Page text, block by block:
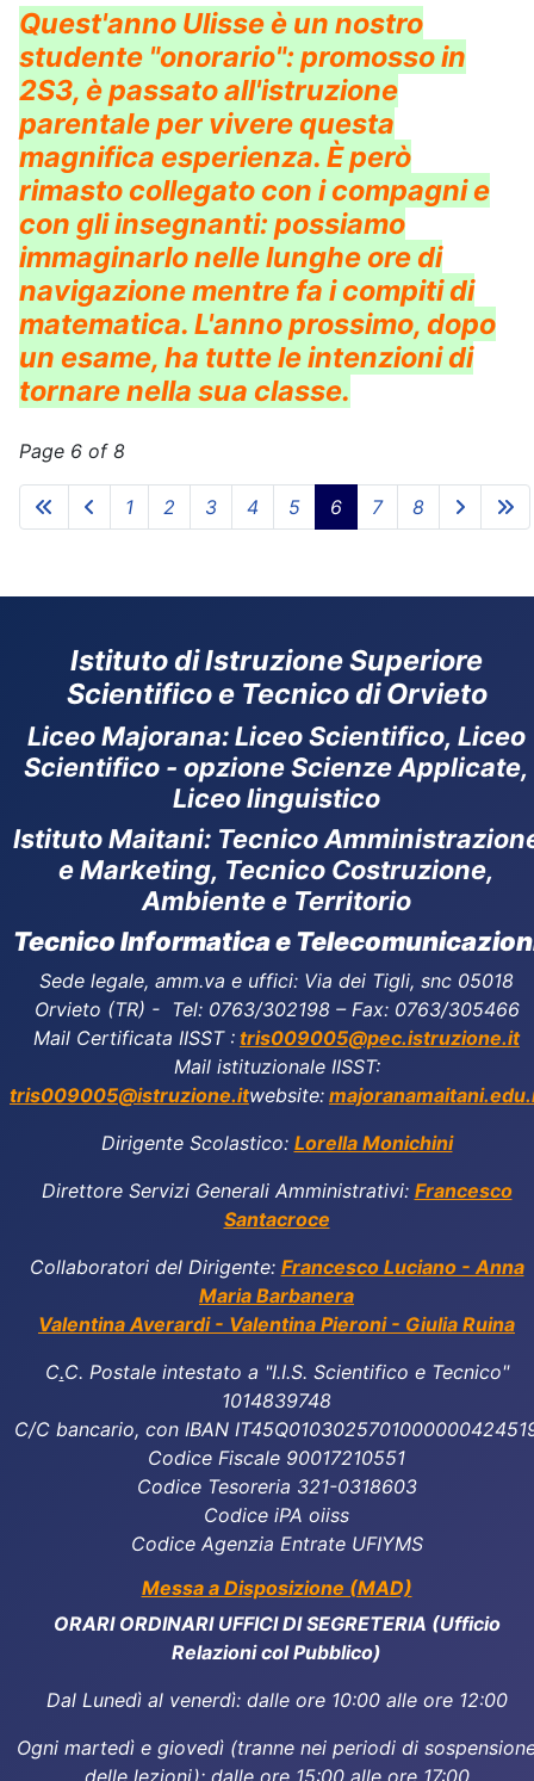
Quest'anno Ulisse è un nostro
studente "onorario": promosso in
2S3, è passato all'istruzione
parentale per vivere questa
magnifica esperienza. È però
rimasto collegato con i compagni e
con gli insegnanti: possiamo
immaginarlo nelle lunghe ore di
navigazione mentre fa i compiti di
matematica. L'anno prossimo, dopo
un esame, ha tutte le intenzioni di
tornare nella sua classe.
Page 6 of 8
1 2 3 4 5 6 7 8
Istituto di Istruzione Superiore
Scientifico e Tecnico di Orvieto
Liceo Majorana:Liceo Scientifico, Liceo
Scientifico - opzione Scienze Applicate,
Liceo linguistico
Istituto Maitani: Tecnico
e Marketing, Tecnico Costruzione,
Ambiente e Territorio
Tecnico Informatica e
Sede legale, amm.va e uffici: Via dei Tigli, snc 05018
Orvieto (TR) - Tel: 0763/302198 – Fax: 0763/305466
Mail Certificata IISST : tris009005@pec.istruzione.it
Mail istituzionale IISST:
tris009005@istruzione.itwebsite:
Dirigente Scolastico: Lorella Monichini
Direttore Servizi Generali Amministrativi: Francesco
Santacroce
Collaboratori del Dirigente: Francesco Luciano - Anna
Maria Barbanera
Valentina Averardi - Valentina Pieroni - Giulia Ruina
C.C. Postale intestato a "I.I.S. Scientifico e Tecnico"
1014839748
C/C bancario, con IBAN
Codice Fiscale 90017210551
Codice Tesoreria 321-0318603
Codice iPA oiiss
Codice Agenzia Entrate UFIYMS
Messa a Disposizione (MAD)
ORARI ORDINARI UFFICI DI SEGRETERIA (Ufficio
Relazioni col Pubblico)
Dal Lunedì al venerdì: dalle ore 10:00 alle ore 12:00
Ogni martedì e giovedì (tranne nei periodi di